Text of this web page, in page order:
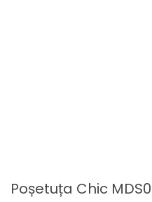
Poșetuța Chic